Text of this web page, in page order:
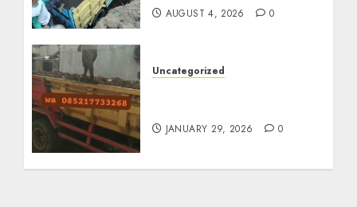
AUGUST 4, 2026 0
Uncategorized
JANUARY 29, 2026 0